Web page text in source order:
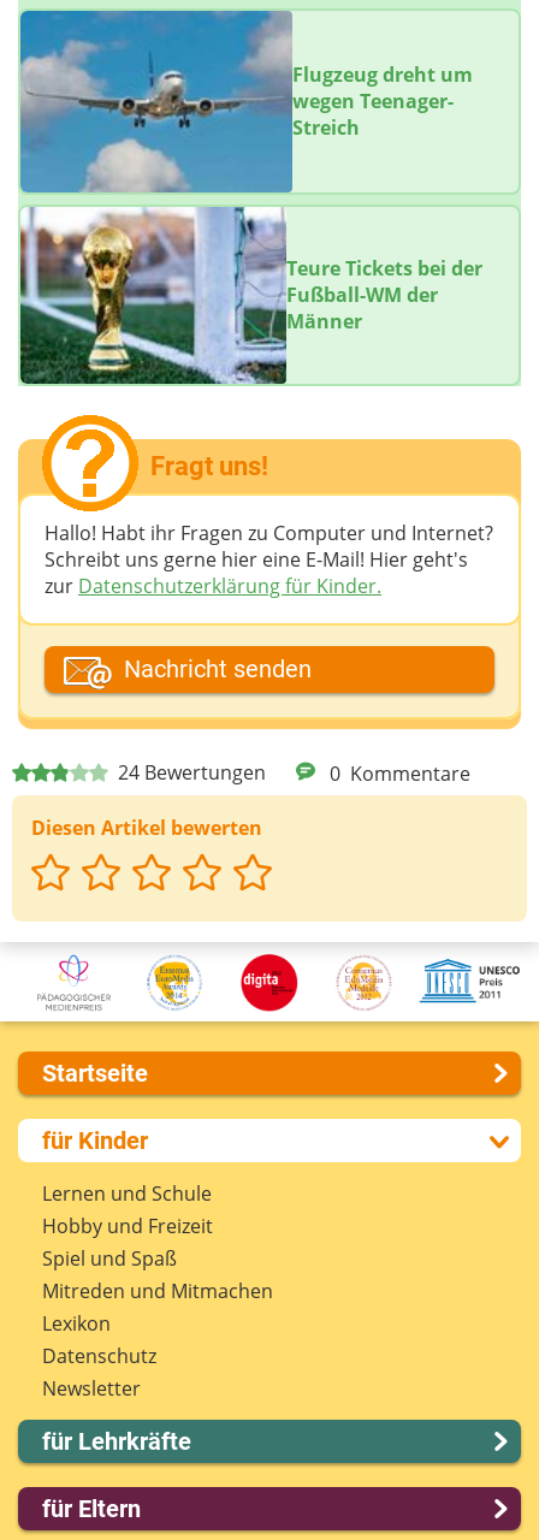
24 Bewertungen 0 Kommentare
Diesen Artikel bewerten
Flugzeug dreht um
wegen Teenager-
Streich
Teure Tickets bei der
Fußball-WM der
Männer
Fragt uns!
Hallo! Habt ihr Fragen zu Computer und Internet?
Schreibt uns gerne hier eine E-Mail! Hier geht's
zur Datenschutzerklärung für Kinder.
Dein Fantasiename
Deine E-Mail-Adresse (wenn du eine Antwort
möchtest)
Deine Nachricht
Nachricht senden
Startseite
Über uns
Presse
Kontakt
Impressum
Internet-ABC Sitemap
Barrierefreiheit
Länderprojekte
für Kinder
Lernen und Schule
Hobby und Freizeit
Spiel und Spaß
Mitreden und Mitmachen
Lexikon
Datenschutz
Newsletter
für Lehrkräfte
Lernmodule
Unterrichts­materialien
für Eltern